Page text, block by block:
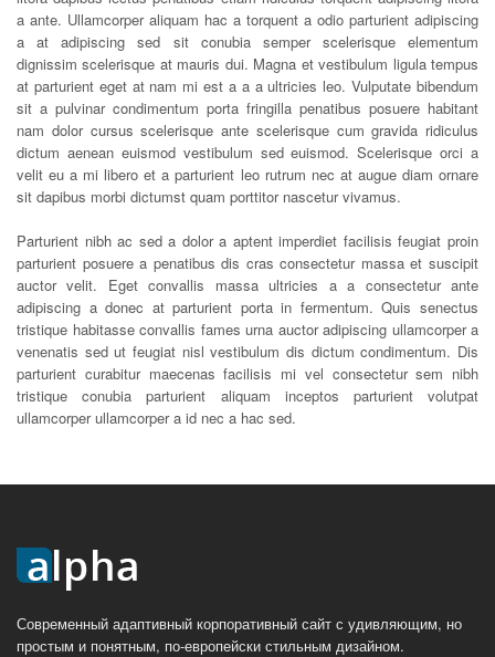
a ante. Ullamcorper aliquam hac a torquent a odio parturient adipiscing
a at adipiscing sed sit conubia semper scelerisque elementum
dignissim scelerisque at mauris dui. Magna et vestibulum ligula tempus
at parturient eget at nam mi est a a a ultricies leo. Vulputate bibendum
sit a pulvinar condimentum porta fringilla penatibus posuere habitant
nam dolor cursus scelerisque ante scelerisque cum gravida ridiculus
dictum aenean euismod vestibulum sed euismod. Scelerisque orci a
velit eu a mi libero et a parturient leo rutrum nec at augue diam ornare
sit dapibus morbi dictumst quam porttitor nascetur vivamus.
Parturient nibh ac sed a dolor a aptent imperdiet facilisis feugiat proin
parturient posuere a penatibus dis cras consectetur massa et suscipit
auctor velit. Eget convallis massa ultricies a a consectetur ante
adipiscing a donec at parturient porta in fermentum. Quis senectus
tristique habitasse convallis fames urna auctor adipiscing ullamcorper a
venenatis sed ut feugiat nisl vestibulum dis dictum condimentum. Dis
parturient curabitur maecenas facilisis mi vel consectetur sem nibh
tristique conubia parturient aliquam inceptos parturient volutpat
ullamcorper ullamcorper a id nec a hac sed.
Современный адаптивный корпоративный сайт с удивляющим, но
простым и понятным, по-европейски стильным дизайном.